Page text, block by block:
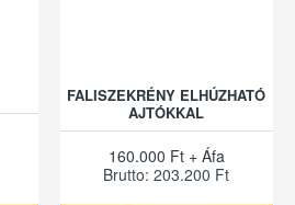
FALISZEKRÉNY ELHÚZHATÓ
AJTÓKKAL
160.000 Ft + Áfa
Brutto: 203.200 Ft